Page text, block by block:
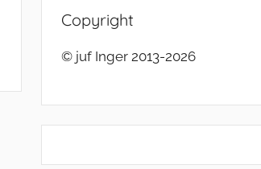
Copyright
© juf Inger 2013-2026